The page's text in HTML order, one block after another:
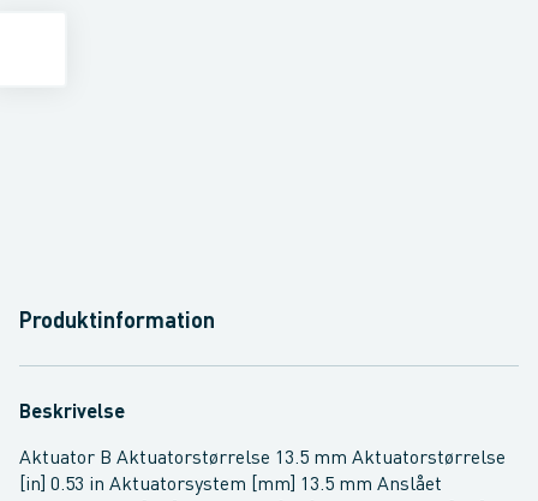
Produktinformation
Beskrivelse
Aktuator B Aktuatorstørrelse 13.5 mm Aktuatorstørrelse
[in] 0.53 in Aktuatorsystem [mm] 13.5 mm Anslået